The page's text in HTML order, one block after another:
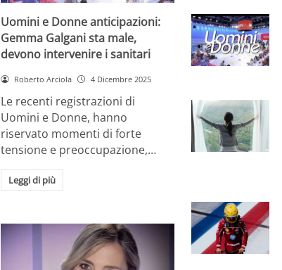
Uomini e Donne anticipazioni:
Gemma Galgani sta male,
devono intervenire i sanitari
Roberto Arciola 4 Dicembre 2025
Le recenti registrazioni di
Uomini e Donne, hanno
riservato momenti di forte
tensione e preoccupazione,…
Leggi di più